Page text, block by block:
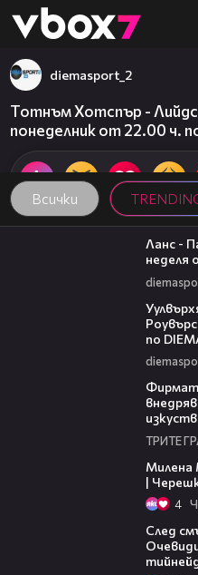
👾
Всички
diemasport_2
Тотнъм Хотспър -
понеделник от 22.00 ч.
00:45
Ланс -
неделя
по
ТРИТЕ
Милена
|
4
След